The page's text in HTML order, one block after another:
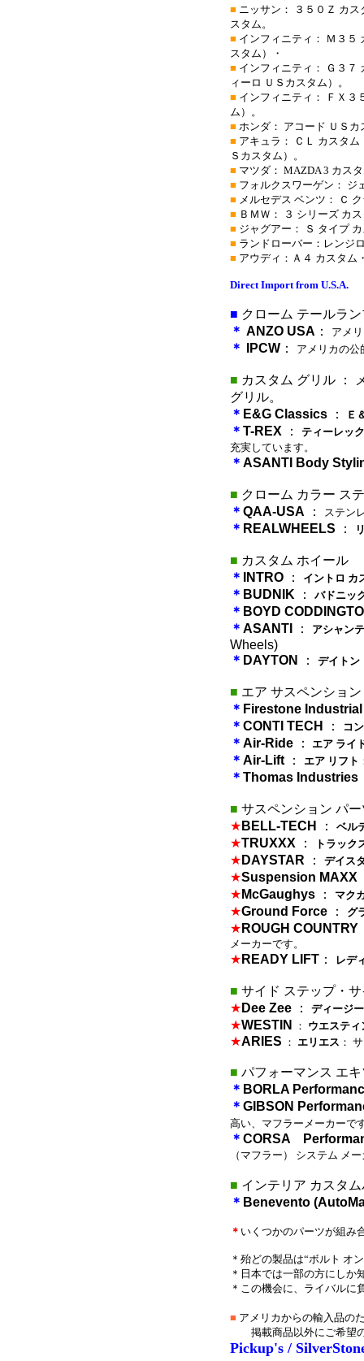
■ ニッサン： ３５０Ｚ カ
スタム。
■ インフィニティ： Ｍ３５
スタム）・
■ インフィニティ： Ｇ３７
ィーロ ＵＳカスタム）。
■ インフィニティ： ＦＸ３
ム）。
■ ホンダ： アコード ＵＳ
■ アキュラ： ＣＬ カスタ
Ｓカスタム）。
■ マツダ： MAZDA 3 カス
■ フォルクスワーゲン： ジ
■ メルセデス ベンツ： Ｃ
■ ＢＭＷ： ３ シリーズ カ
■ ジャグアー： Ｓ タイプ
■ ランドローバー：レンジ
■ アウディ：Ａ４ カスタム
Direct Import from U.S.A.
■ クローム テールラ
＊ ANZO USA ： アメ
＊ IPCW： アメリカの公
■ カスタム グリル ：
グリル。
＊ E&G Classics： Ｅ
＊ T-REX ： ティーレッ
充実しています。
＊ ASANTI Body
■ クローム カラー ス
＊ QAA-USA ： ステン
＊ REALWHEELS ：
■ カスタム ホイール
＊
INTRO： イントロ カ
＊ BUDNIK ： バドニッ
＊ BOYD
＊ ASANTI ： アシャン
Wheels)
＊ DAYTON ： デイトン
■ エア サスペンショ
＊ Firestone
＊ CONTI TECH ： コ
＊ Air-Ride： エア ライ
＊ Air-Lift： エア リフト
＊ Thomas Industries
■ サスペンション パ
★ BELL-TECH ： ベル
★TRUXXX ： トラック
★ DAYSTAR ： デイス
★Suspension MAXX
★ McGaughys： マク
★Ground Force： グ
★ ROUGH COUNTRY
メーカーです。
★ READY LIFT： レデ
■ サイド ステップ・
★ Dee Zee： ディージー
★WESTIN ： ウエスティ
★ARIES ： エリエス ：
■ パフォーマンス エ
＊ BORLA
＊ GIBSON
高い、マフラーメーカーで
＊ CORSA
（マフラー） システム メ
■ インテリア カスタ
＊ Benevento
＊ いくつかのパーツが組み
＊殆どの製品は“ボルト オ
＊日本では一部の方にしか
＊この機会に、ライバルに
■ アメリカからの輸入品の
掲載商品以外にご希望
Pickup's /